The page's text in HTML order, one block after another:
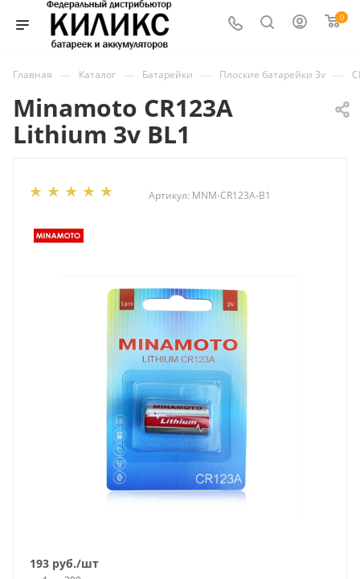
0
Главная — Каталог — Батарейки — Плоские батарейки 3v —
Minamoto CR123A
Lithium 3v BL1
Артикул: MNM-CR123A-B1
193 руб./шт